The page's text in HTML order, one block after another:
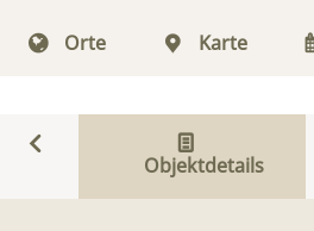
Orte Karte
Objektdetails